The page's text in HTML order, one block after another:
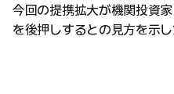
今回の提携拡大が機関投資
を後押しするとの見方を示し